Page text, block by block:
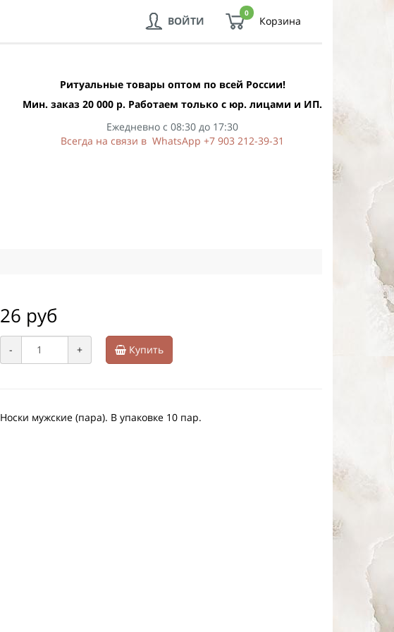
0
Корзина
ВОЙТИ
Ритуальные товары оптом по всей России!
Мин. заказ 20 000 р. Работаем только с юр. лицами и ИП.
Ежедневно с 08:30 до 17:30
Всегда на связи в WhatsApp +7 903 212-39-31
26 руб
- + Купить
Носки мужские (пара). В упаковке 10 пар.